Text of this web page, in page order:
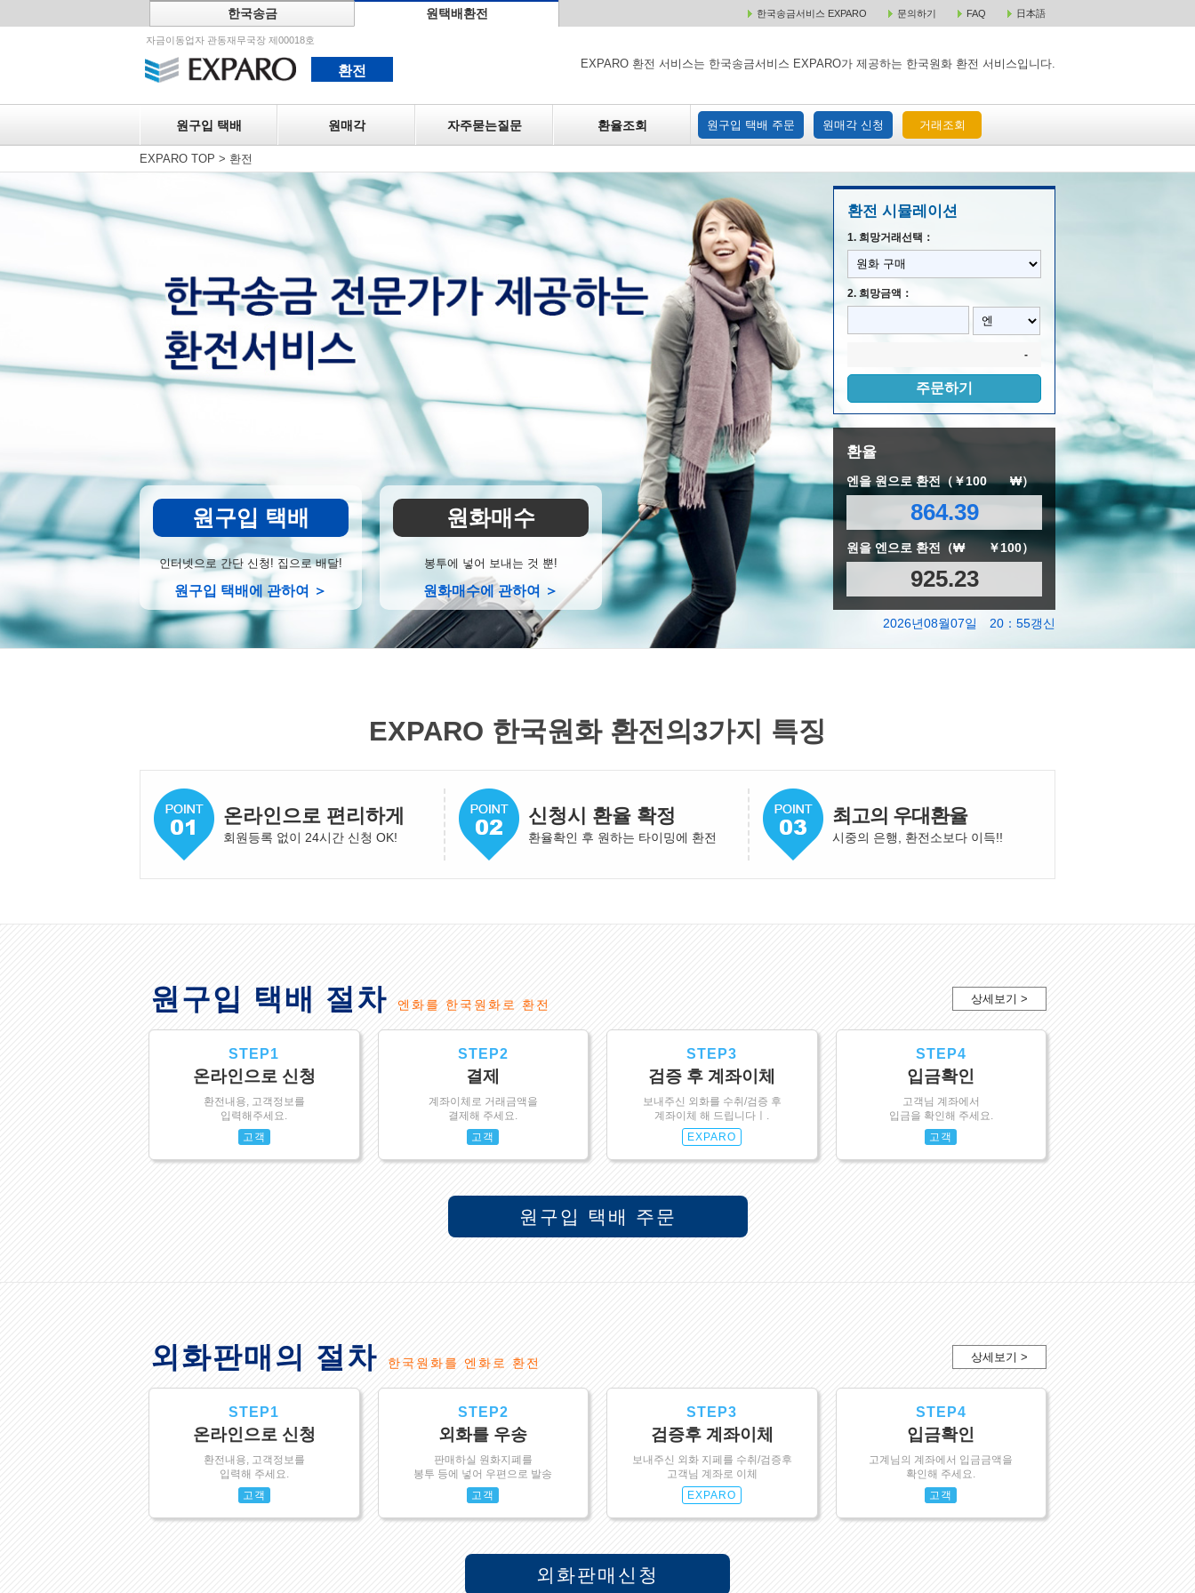
한국송금 원택배환전 한국송금서비스 EXPARO 문의하기 FAQ 日本語
자금이동업자 관동재무국장 제00018호
환전 EXPARO 환전 서비스는 한국송금서비스 EXPARO가 제공하는 한국원화 환전 서비스입니다.
원구입 택배 원매각 자주묻는질문 환율조회 원구입 택배 주문 원매각 신청 거래조회
원매각 원구입 택배 주문 원매각 주문 거래조회
EXPARO TOP > 환전
환전 시뮬레이션
1. 희망거래선택：
2. 희망금액：
-
주문하기
환율
엔을 원으로 환전（￥100 ₩）
864.39
원을 엔으로 환전（₩ ￥100）
925.23
2026년08월07일 20：55갱신
원구입 택배
인터넷으로 간단 신청! 집으로 배달!
원구입 택배에 관하여 ＞
원화매수
봉투에 넣어 보내는 것 뿐!
원화매수에 관하여 ＞
EXPARO 한국원화 환전의 3가지 특징
온라인으로 편리하게
회원등록 없이 24시간 신청 OK!
신청시 환율 확정
환율확인 후 원하는 타이밍에 환전
최고의 우대환율
시중의 은행, 환전소보다 이득!!
상세보기 >
원구입 택배 절차 엔화를 한국원화로 환전
STEP1
온라인으로 신청
환전내용, 고객정보를
입력해주세요.
고객
STEP2
결제
계좌이체로 거래금액을
결제해 주세요.
고객
STEP3
검증 후 계좌이체
보내주신 외화를 수취/검증 후
계좌이체 해 드립니다ㅣ.
EXPARO
STEP4
입금확인
고객님 계좌에서
입금을 확인해 주세요.
고객
원구입 택배 주문
상세보기 >
외화판매의 절차 한국원화를 엔화로 환전
STEP1
온라인으로 신청
환전내용, 고객정보를
입력해 주세요.
고객
STEP2
외화를 우송
판매하실 원화지폐를
봉투 등에 넣어 우편으로 발송
고객
STEP3
검증후 계좌이체
보내주신 외화 지페를 수취/검증후
고객님 계좌로 이체
EXPARO
STEP4
입금확인
고계님의 계좌에서 입금금액을
확인해 주세요.
고객
외화판매신청